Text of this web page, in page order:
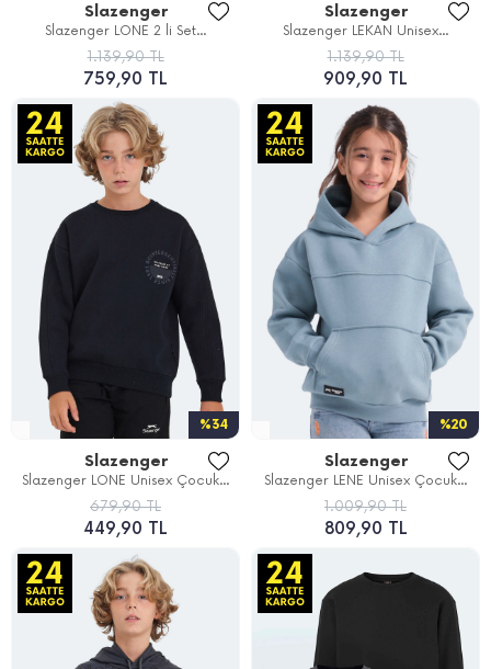
Slazenger
Slazenger LONE 2 li Set...
1.139,90 TL
759,90 TL
Slazenger
Slazenger LEKAN Unisex...
1.139,90 TL
909,90 TL
%34
Slazenger
Slazenger LONE Unisex Çocuk...
679,90 TL
449,90 TL
%20
Slazenger
Slazenger LENE Unisex Çocuk...
1.009,90 TL
809,90 TL